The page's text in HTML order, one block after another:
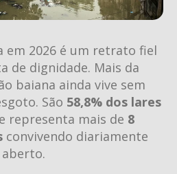
em 2026 é um retrato fiel
de dignidade. Mais da
baiana ainda vive sem
São 58,8% dos lares
representa mais de 8
convivendo diariamente